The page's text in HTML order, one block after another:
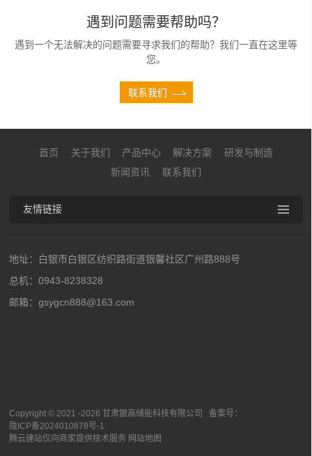
遇到问题需要帮助吗？
遇到一个无法解决的问题需要寻求我们的帮助？我们一直在这里等
您。
联系我们
首页 关于我们 产品中心 解决方案
研发与制造
新闻资讯
联系我们
友情链接
地址：白银市白银区纺织路街道银馨社区广州路888号
总机：0943-8238328
邮箱：gsygcn888@163.com
Copyright © 2021 -2026甘肃银高储能科技有限公司 备案号：
陇ICP备2024010878号-1
腾云建站仅向商家提供技术服务 网站地图